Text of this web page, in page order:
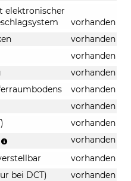
elektronischer
vorhanden
vorhanden
vorhanden
vorhanden
vorhanden
vorhanden
vorhanden
Bluetooth
vorhanden
vorhanden
bei DCT)
vorhanden